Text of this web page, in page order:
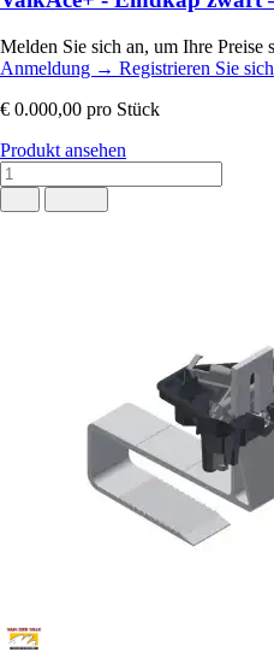
Melden Sie sich an, um Ihre Preise
Anmeldung → Registrieren Sie sich
€ 0.000,00 pro Stück
Produkt ansehen